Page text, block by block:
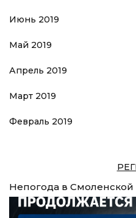
Июнь 2019
Май 2019
Апрель 2019
Март 2019
Февраль 2019
Непогода в Смоленской